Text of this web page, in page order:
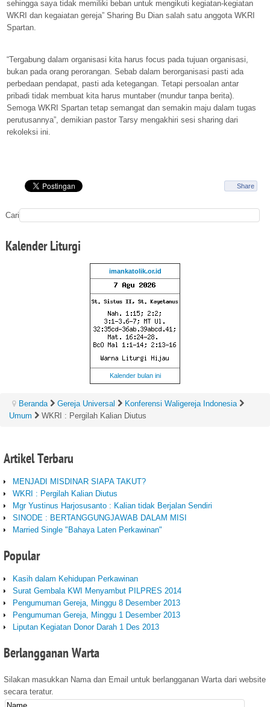
sehingga saya tidak memiliki beban untuk mengikuti kegiatan-kegiatan
WKRI dan kegaiatan gereja” Sharing Bu Dian salah satu anggota WKRI
Spartan.
“Tergabung dalam organisasi kita harus focus pada tujuan organisasi,
bukan pada orang perorangan. Sebab dalam berorganisasi pasti ada
perbedaan pendapat, pasti ada ketegangan. Tetapi persoalan antar
pribadi tidak membuat kita harus muntaber (mundur tanpa berita).
Semoga WKRI Spartan tetap semangat dan semakin maju dalam tugas
perutusannya”, demikian pastor Tarsy mengakhiri sesi sharing dari
rekoleksi ini.
Share
Cari
KalenderLiturgi
imankatolik.or.id
Kalender bulan ini
Beranda Gereja Universal
Konferensi Waligereja Indonesia
Umum
WKRI : Pergilah Kalian Diutus
ArtikelTerbaru
MENJADI MISDINAR SIAPA TAKUT?
WKRI : Pergilah Kalian Diutus
Mgr Yustinus Harjosusanto : Kalian tidak Berjalan Sendiri
SINODE : BERTANGGUNGJAWAB DALAM MISI
Married Single "Bahaya Laten Perkawinan"
Popular
Kasih dalam Kehidupan Perkawinan
Surat Gembala KWI Menyambut PILPRES 2014
Pengumuman Gereja, Minggu 8 Desember 2013
Pengumuman Gereja, Minggu 1 Desember 2013
Liputan Kegiatan Donor Darah 1 Des 2013
Berlangganan Warta
Silakan masukkan Nama dan Email untuk berlangganan Warta dari website
secara teratur.